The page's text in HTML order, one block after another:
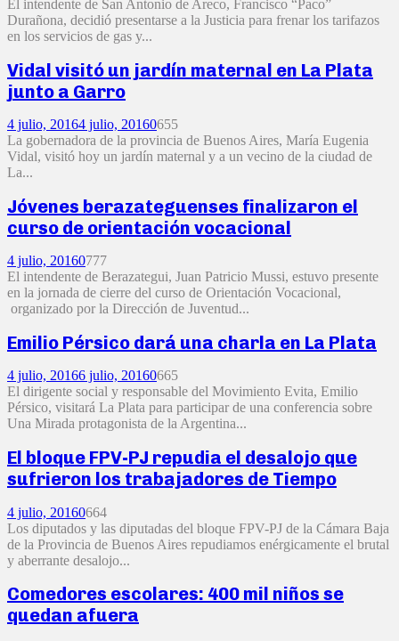
El intendente de San Antonio de Areco, Francisco “Paco”
Durañona, decidió presentarse a la Justicia para frenar los tarifazos
en los servicios de gas y...
Vidal visitó un jardín maternal en La Plata
junto a Garro
4 julio, 20164 julio, 20160655
La gobernadora de la provincia de Buenos Aires, María Eugenia
Vidal, visitó hoy un jardín maternal y a un vecino de la ciudad de
La...
Jóvenes berazateguenses finalizaron el
curso de orientación vocacional
4 julio, 20160777
El intendente de Berazategui, Juan Patricio Mussi, estuvo presente
en la jornada de cierre del curso de Orientación Vocacional,
organizado por la Dirección de Juventud...
Emilio Pérsico dará una charla en La Plata
4 julio, 20166 julio, 20160665
El dirigente social y responsable del Movimiento Evita, Emilio
Pérsico, visitará La Plata para participar de una conferencia sobre
Una Mirada protagonista de la Argentina...
El bloque FPV-PJ repudia el desalojo que
sufrieron los trabajadores de Tiempo
4 julio, 20160664
Los diputados y las diputadas del bloque FPV-PJ de la Cámara Baja
de la Provincia de Buenos Aires repudiamos enérgicamente el brutal
y aberrante desalojo...
Comedores escolares: 400 mil niños se
quedan afuera